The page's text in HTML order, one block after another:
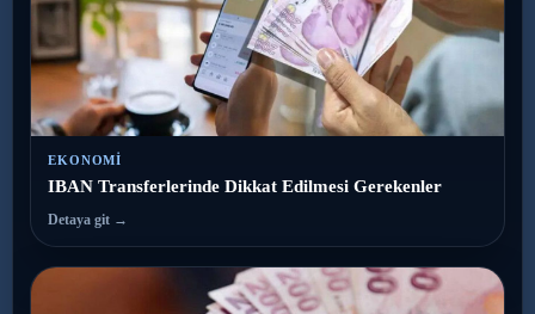
EKONOMI
IBAN Transferlerinde Dikkat Edilmesi Gerekenler
Detaya git →